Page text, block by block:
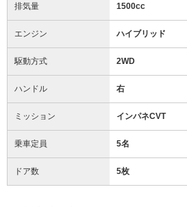
排気量 1500cc
エンジン ハイブリッド
駆動方式 2WD
ハンドル 右
ミッション インパネCVT
乗車定員 5名
ドア数 5枚